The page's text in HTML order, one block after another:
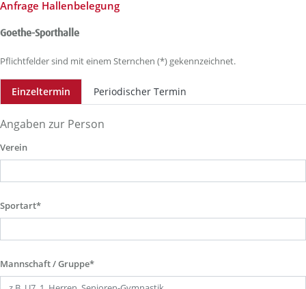
Anfrage Hallenbelegung
Goethe-Sporthalle
Pflichtfelder sind mit einem Sternchen (*) gekennzeichnet.
Einzeltermin Periodischer Termin
Angaben zur Person
Verein
Sportart*
Mannschaft / Gruppe*